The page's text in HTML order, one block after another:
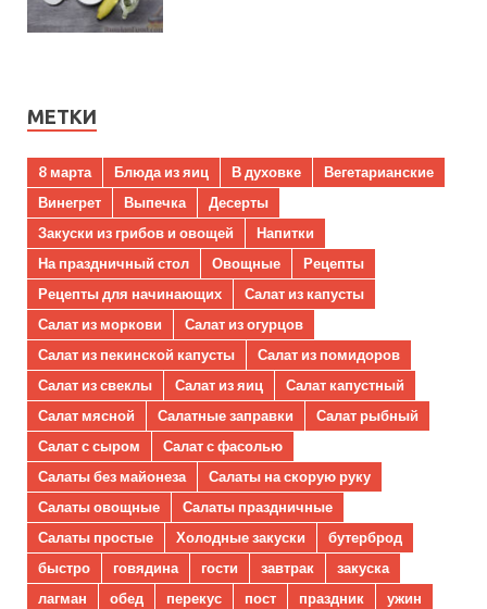
МЕТКИ
8 марта Блюда из яиц В духовке
Вегетарианские
Винегрет
Выпечка
Десерты
Закуски из грибов и овощей
Напитки
На праздничный стол
Овощные
Рецепты
Рецепты для начинающих
Салат из капусты
Салат из моркови
Салат из огурцов
Салат из пекинской капусты
Салат из помидоров
Салат из свеклы
Салат из яиц
Салат капустный
Салат мясной
Салатные заправки
Салат рыбный
Салат с сыром
Салат с фасолью
Салаты без майонеза
Салаты на скорую руку
Салаты овощные
Салаты праздничные
Салаты простые
Холодные закуски
бутерброд
быстро
говядина гости завтрак
закуска
лагман
обед перекус пост праздник
ужин